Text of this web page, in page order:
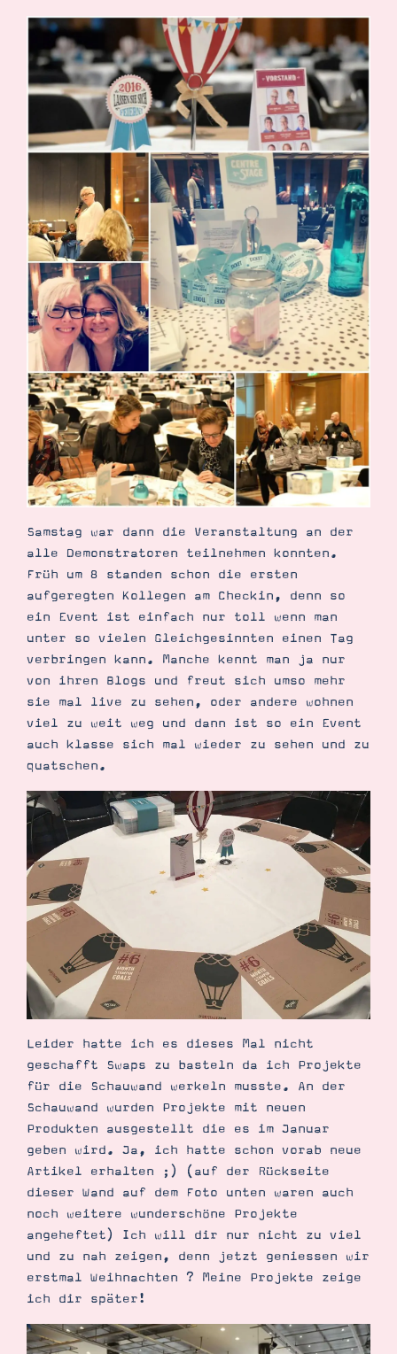
Impressum Datenschutz
Samstag war dann die Veranstaltung an der
alle Demonstratoren teilnehmen konnten.
Früh um 8 standen schon die ersten
aufgeregten Kollegen am Checkin, denn so
ein Event ist einfach nur toll wenn man
unter so vielen Gleichgesinnten einen Tag
verbringen kann. Manche kennt man ja nur
von ihren Blogs und freut sich umso mehr
sie mal live zu sehen, oder andere wohnen
viel zu weit weg und dann ist so ein Event
auch klasse sich mal wieder zu sehen und zu
quatschen.
Leider hatte ich es dieses Mal nicht
geschafft Swaps zu basteln da ich Projekte
für die Schauwand werkeln musste. An der
Schauwand wurden Projekte mit neuen
Produkten ausgestellt die es im Januar
geben wird. Ja, ich hatte schon vorab neue
Artikel erhalten ;) (auf der Rückseite
dieser Wand auf dem Foto unten waren auch
noch weitere wunderschöne Projekte
angeheftet) Ich will dir nur nicht zu viel
und zu nah zeigen, denn jetzt geniessen wir
erstmal Weihnachten ? Meine Projekte zeige
ich dir später!